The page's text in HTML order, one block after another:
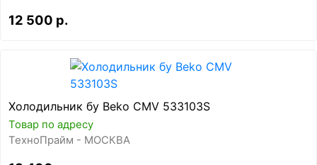
12 500 р.
Холодильник бу Beko CMV 533103S
Товар по адресу
ТехноПрайм - МОСКВА